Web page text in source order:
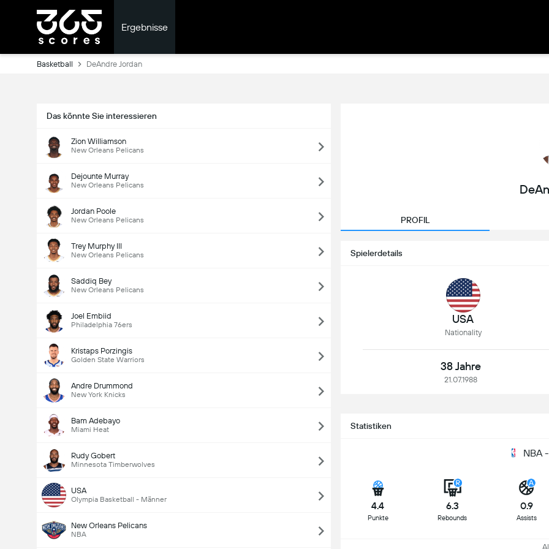
Ergebnisse
Basketball DeAndre Jordan
Das könnte Sie interessieren
Zion Williamson
New Orleans Pelicans
Dejounte Murray
New Orleans Pelicans
Jordan Poole
New Orleans Pelicans
Trey Murphy III
New Orleans Pelicans
Saddiq Bey
New Orleans Pelicans
Joel Embiid
Philadelphia 76ers
Kristaps Porzingis
Golden State Warriors
Andre Drummond
New York Knicks
Bam Adebayo
Miami Heat
Rudy Gobert
Minnesota Timberwolves
USA
Olympia Basketball - Männer
New Orleans Pelicans
NBA
PROFIL
Spielerdetails
USA
Nationality
38 Jahre
21.07.1988
Statistiken
NBA
4.4
Punkte
6.3
Rebounds
0.9
Assists